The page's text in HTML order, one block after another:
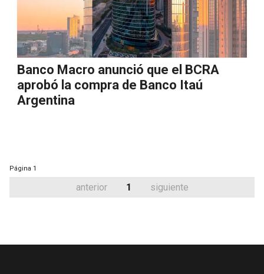
Banco Macro anunció que el BCRA
aprobó la compra de Banco Itaú
Argentina
Página 1
anterior 1 siguiente